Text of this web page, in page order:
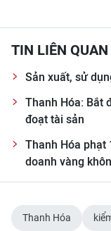
NHÂN DÂN HẰNG
MUA BÁO
ĐỌC BÁO IN
ENGLISH
FRANÇAIS
TIN LIÊN QUAN
Sản xuất, sử
Thanh Hóa: Bắt
đoạt tài sản
Thanh Hóa phạt
doanh vàng
Thanh Hóa